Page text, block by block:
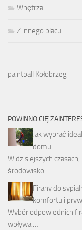
Wnętrza
Z innego placu
paintball Kołobrzeg
POWINNO CIĘ
Jak wybrać
domu
W dzisiejszych
środowisko …
Firany do
komfortu i
Wybór odpowiednich
wpływa …